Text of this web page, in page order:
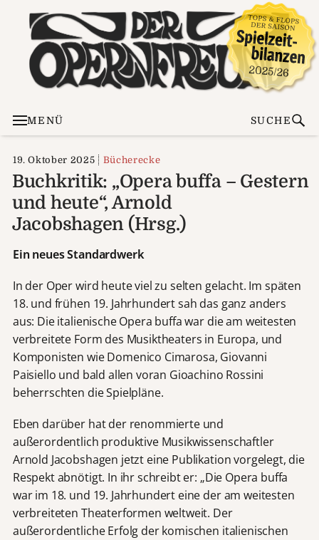
MENÜ SUCHE
19. Oktober 2025 Bücherecke
Buchkritik: „Opera buffa – Gestern
und heute“, Arnold
Jacobshagen (Hrsg.)
Ein neues Standardwerk
In der Oper wird heute viel zu selten gelacht. Im späten
18. und frühen 19. Jahrhundert sah das ganz anders
aus: Die italienische Opera buffa war die am weitesten
verbreitete Form des Musiktheaters in Europa, und
Komponisten wie Domenico Cimarosa, Giovanni
Paisiello und bald allen voran Gioachino Rossini
beherrschten die Spielpläne.
Eben darüber hat der renommierte und
außerordentlich produktive Musikwissenschaftler
Arnold Jacobshagen jetzt eine Publikation vorgelegt, die
Respekt abnötigt. In ihr schreibt er: „Die Opera buffa
war im 18. und 19. Jahrhundert eine der am weitesten
verbreiteten Theaterformen weltweit. Der
außerordentliche Erfolg der komischen italienischen